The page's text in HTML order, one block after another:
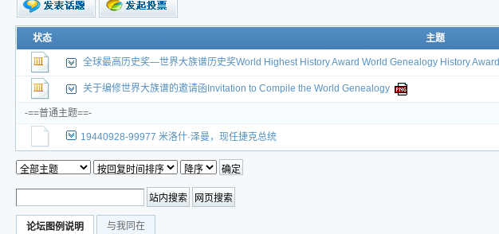
新的主题
投票帖
交易帖
新小字报
状态 主题
全球最高历史奖—世界大族谱历史奖World Highest History Award World Genealogy History Award
关于编修世界大族谱的邀请函Invitation to Compile the World Genealogy
-==普通主题==-
19440928-99977 米洛什·泽曼，现任捷克总统
论坛图例说明 与我同在